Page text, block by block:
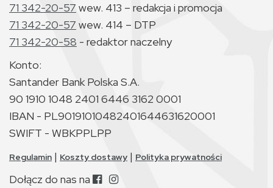
71 342-20-57 wew. 413 – redakcja i promocja
71 342-20-57 wew. 414 – DTP
71 342-20-58 - redaktor naczelny
Konto:
Santander Bank Polska S.A.
90 1910 1048 2401 6446 3162 0001
IBAN - PL90191010482401644631620001
SWIFT - WBKPPLPP
Regulamin | Koszty dostawy | Polityka prywatności
Dołącz do nas na